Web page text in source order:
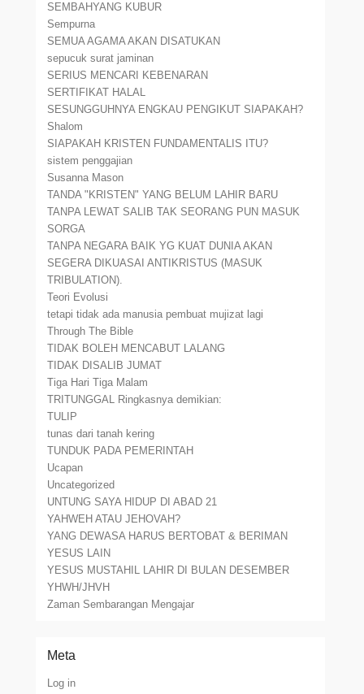
SEMBAHYANG KUBUR
Sempurna
SEMUA AGAMA AKAN DISATUKAN
sepucuk surat jaminan
SERIUS MENCARI KEBENARAN
SERTIFIKAT HALAL
SESUNGGUHNYA ENGKAU PENGIKUT SIAPAKAH?
Shalom
SIAPAKAH KRISTEN FUNDAMENTALIS ITU?
sistem penggajian
Susanna Mason
TANDA "KRISTEN" YANG BELUM LAHIR BARU
TANPA LEWAT SALIB TAK SEORANG PUN MASUK
SORGA
TANPA NEGARA BAIK YG KUAT DUNIA AKAN
SEGERA DIKUASAI ANTIKRISTUS (MASUK
TRIBULATION).
Teori Evolusi
tetapi tidak ada manusia pembuat mujizat lagi
Through The Bible
TIDAK BOLEH MENCABUT LALANG
TIDAK DISALIB JUMAT
Tiga Hari Tiga Malam
TRITUNGGAL Ringkasnya demikian:
TULIP
tunas dari tanah kering
TUNDUK PADA PEMERINTAH
Ucapan
Uncategorized
UNTUNG SAYA HIDUP DI ABAD 21
YAHWEH ATAU JEHOVAH?
YANG DEWASA HARUS BERTOBAT & BERIMAN
YESUS LAIN
YESUS MUSTAHIL LAHIR DI BULAN DESEMBER
YHWH/JHVH
Zaman Sembarangan Mengajar
Meta
Log in